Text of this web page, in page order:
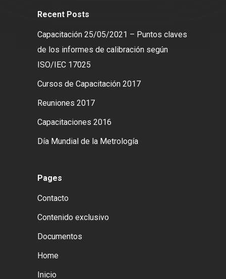
Recent Posts
Capacitación 25/05/2021 – Puntos claves
de los informes de calibración según
ISO/IEC 17025
Cursos de Capacitación 2017
Reuniones 2017
Capacitaciones 2016
Día Mundial de la Metrología
Pages
Contacto
Contenido exclusivo
Documentos
Home
Inicio